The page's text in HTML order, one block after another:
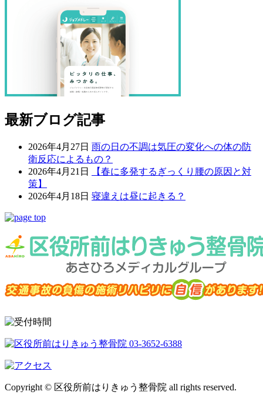
最新ブログ記事
2026年4月27日 雨の日の不調は気圧の変化への体の防
衛反応によるもの？
2026年4月21日
【春に多発するぎっくり腰の原因と対
策】
2026年4月18日 寝違えは昼に起きる？
Copyright © 区役所前はりきゅう整骨院 all rights reserved.